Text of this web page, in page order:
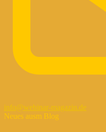
info@webinar-magazin.de
Neues ausm Blog